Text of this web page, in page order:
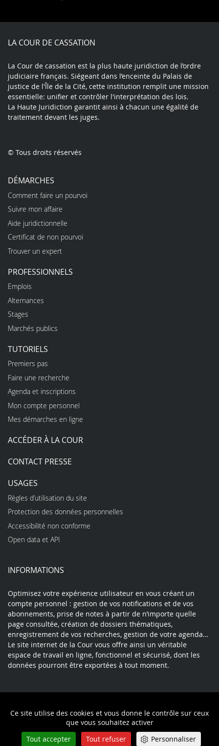
Ce site utilise des cookies et vous donne le contrôle sur ceux
que vous souhaitez activer
Tout accepter
Tout refuser Personnaliser
X
FacebookYoutubeLinkedInInstagram
LA COUR DE CASSATION
La Cour de cassation est la plus haute juridiction de l’ordre
judiciaire français. Siégeant dans l’enceinte du Palais de
justice de l'Île de la Cité, cette institution remplit une mission
essentielle: unifier et contrôler l'interprétation des lois.
La Haute Juridiction garantit ainsi à chacun une égalité de
traitement devant les juges.
© Tous droits réservés
DÉMARCHES
Comment faire un pourvoi
Suivre mon affaire
Aide juridictionnelle
Certificat de non pourvoi
Trouver un expert
PROFESSIONNELS
Emplois
Alternances
Stages
Marchés publics
TUTORIELS
Premiers pas
Faire une recherche
Agenda et inscriptions
Mon compte personnel
Mes démarches en ligne
ACCÉDER À LA COUR
CONTACT PRESSE
USAGES
Règles d’utilisation du site
Protection des données personnelles
Accessibilité non conforme
Open data et API
INFORMATIONS
Optimisez votre expérience utilisateur en vous créant un
compte personnel : gestion de vos notifications et de vos
abonnements, prise de notes à partir de n’importe quelle
page consultée, création de dossiers thématiques,
enregistrement de vos recherches, gestion de votre agenda…
Le site internet de la Cour vous offre ainsi un véritable
espace de travail en ligne, fonctionnel et sécurisé, dont les
données pourront être exportées à tout moment.
Politique de confidentialité